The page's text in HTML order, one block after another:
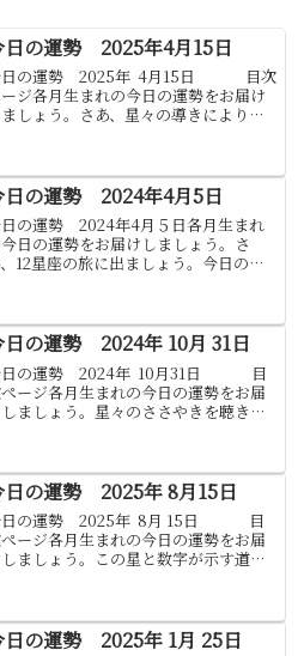
日の運勢 2025年4月15日
日の運勢 2025年 4月15日 目次
ジ各月生まれの今日の運勢をお届け
ましょう。さあ、星々の導きにより、
:(12月22日 か...
日の運勢 2024年4月5日
の運勢 2024年4月５日各月生まれ
日の運勢をお届けしましょう。さ
12星座の旅に出ましょう。今日の運
これらのメッセージは、あなたの
に魔法のような輝きをも...
日の運勢 2024年 10月 31日
日の運勢 2024年 10月31日 目
ージ各月生まれの今日の運勢をお届
ましょう。星々のささやきを聴き、
も光をもたらせれば幸いで...
日の運勢 2025年 8月15日
日の運勢 2025年 8月 15日 目
ージ各月生まれの今日の運勢をお届
ましょう。この星と数字が示す道を
、各々にとって特別な意味...
日の運勢 2025年 1月 25日